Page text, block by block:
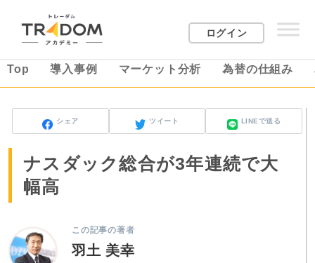
ログイン
Top 導入事例 マーケット分析 為替の仕組み
シェア ツイート LINEで送る
ナスダック総合が3年連続で大
幅高
この記事の著者
羽土 美幸